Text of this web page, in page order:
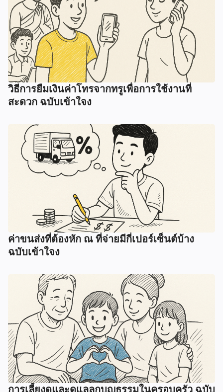
วิธีการยืมเงินค่าโทรจากทรูเพื่อการใช้งานที่
สะดวก ฉบับเข้าใจง
ค่าขนส่งที่ต้องหัก ณ ที่จ่ายมีกี่เปอร์เซ็นต์บ้าง
ฉบับเข้าใจง
การเลี้ยงดูและดูแลลูกบุญธรรมในครอบครัว ฉบับ